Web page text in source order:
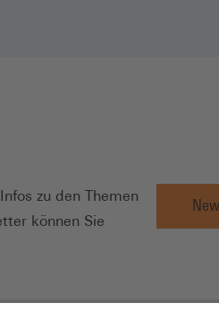
zu den Themen
können Sie